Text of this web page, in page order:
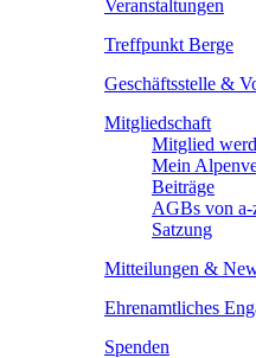
Veranstaltungen
Treffpunkt Berge
Geschäftsstelle &
Mitgliedschaft
Mitglied
Mein
Beiträge
AGBs von a-
Satzung
Mitteilungen &
Ehrenamtliches
Spenden